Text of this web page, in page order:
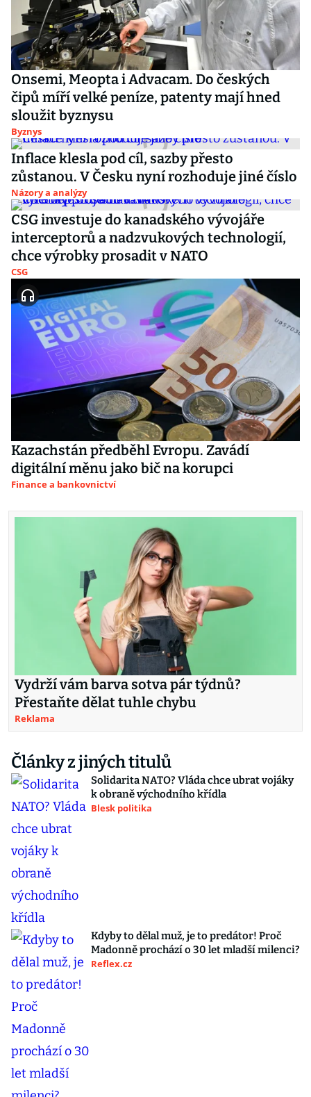
Onsemi, Meopta i Advacam. Do českých
čipů míří velké peníze, patenty mají hned
sloužit byznysu
Byznys
Inflace klesla pod cíl, sazby přesto
zůstanou. V Česku nyní rozhoduje jiné číslo
Názory a analýzy
CSG investuje do kanadského vývojáře
interceptorů a nadzvukových technologií,
chce výrobky prosadit v NATO
CSG
Kazachstán předběhl Evropu. Zavádí
digitální měnu jako bič na korupci
Finance a bankovnictví
Vydrží vám barva sotva pár týdnů?
Přestaňte dělat tuhle chybu
Reklama
Články z jiných titulů
Solidarita NATO? Vláda chce ubrat vojáky
k obraně východního křídla
Blesk politika
Kdyby to dělal muž, je to predátor! Proč
Madonně prochází o 30 let mladší milenci?
Reflex.cz